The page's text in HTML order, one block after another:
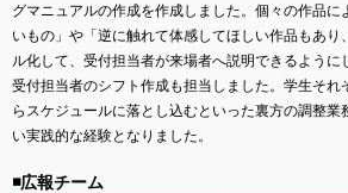
グマニュアルの作成を作成しました。個々の作品に
いもの」や「逆に触れて体感してほしい作品もあり
ル化して、受付担当者が来場者へ説明できるように
受付担当者のシフト作成も担当しました。学生それ
らスケジュールに落とし込むといった裏方の調整業
い実践的な経験となりました。
◾️広報チーム